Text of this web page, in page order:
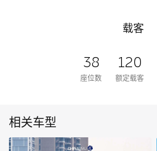
载客
38
座位数
120
额定载客
相关车型